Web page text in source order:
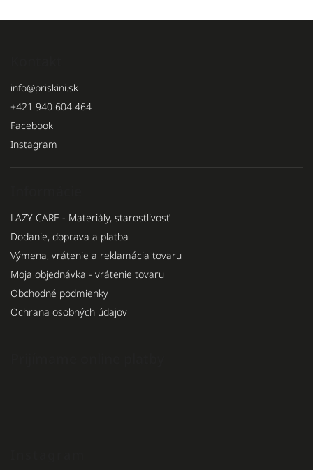
info@priskini.sk
+421 940 604 464
Facebook
Instagram
LAZY CARE - Materiály, starostlivosť
Dodanie, doprava a platba
Výmena, vrátenie a reklamácia tovaru
Moja objednávka - vrátenie tovaru
Obchodné podmienky
Ochrana osobných údajov